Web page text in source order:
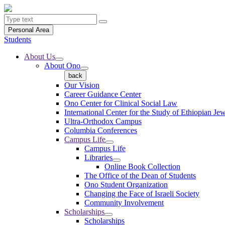
Personal Area
Students
About Us
About Ono
back
Our Vision
Career Guidance Center
Ono Center for Clinical Social Law
International Center for the Study of Ethiopian
Ultra-Orthodox Campus
Columbia Conferences
Campus Life
Campus Life
Libraries
Online Book Collection
The Office of the Dean of Students
Ono Student Organization
Changing the Face of Israeli Society
Community Involvement
Scholarships
Scholarships